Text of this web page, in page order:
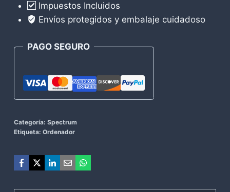
cantidadImpuestos Incluidos
Envíos protegidos y embalaje cuidadoso
PAGO SEGURO
Categoría: Spectrum
Etiqueta: Ordenador